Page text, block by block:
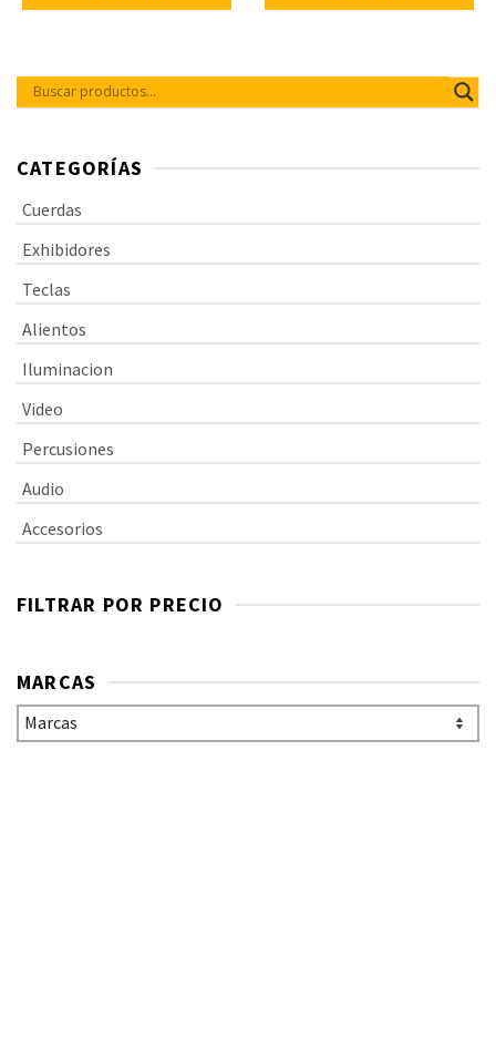
CATEGORÍAS
Cuerdas
Exhibidores
Teclas
Alientos
Iluminacion
Video
Percusiones
Audio
Accesorios
FILTRAR POR PRECIO
MARCAS